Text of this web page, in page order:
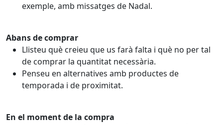
exemple, amb missatges de Nadal.
Abans de comprar
Llisteu què creieu que us farà falta i què no per tal
de comprar la quantitat necessària.
Penseu en alternatives amb productes de
temporada i de proximitat.
En el moment de la compra